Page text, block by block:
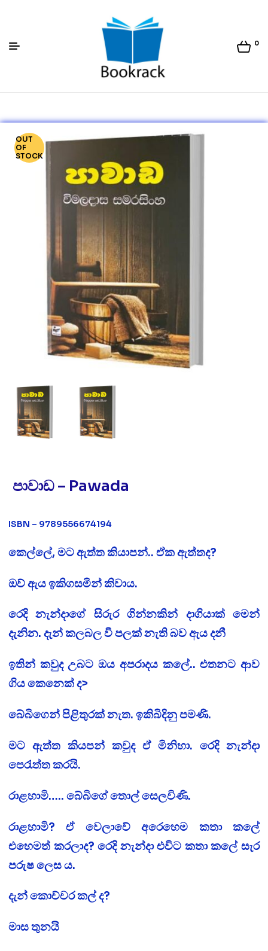
Bookrack.lk
0
OUT
OF
STOCK
පාවාඩ – Pawada
ISBN – 9789556674194
කෙල්ලේ, මට ඇත්ත කියාපන්.. ඒක ඇත්තද?
ඔව් ඇය ඉකිගසමින් කිවාය.
රෙදි නැන්දාගේ සිරුර ගින්නකින් දාගියාක් මෙන්
දැනින. දැන් කලබල වී පලක් නැති බව ඇය දනී
ඉතින් කවුද උබට ඔය අපරාදය කලේ.. එතනට ආව
ගිය කෙනෙක් ද>
බේබිගෙන් පිළිතුරක් නැත. ඉකිබිදිනු පමණි.
මට ඇත්ත කියපන් කවුද ඒ මිනිහා. රෙදි නැන්දා
පෙරැත්ත කරයි.
රාළහාමි….. බේබිගේ තොල් සෙලවිණි.
රාළහාමි? ඒ වෙලාවේ අරෙහෙම කතා කලේ
එහෙමත් කරලාද? රෙදි නැන්දා එවිට කතා කලේ සැර
පරුෂ ලෙස ය.
දැන් කොච්චර කල් ද?
මාස තුනයි